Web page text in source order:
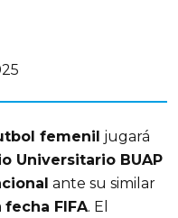
femenil jugará
Universitario BUAP
ante su similar
fecha FIFA. El